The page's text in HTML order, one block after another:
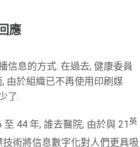
應
信息的方式. 在過去, 健康委員
由於組織已不再使用印刷媒
了.
44 年, 誰去醫院, 由於與 21 英
術將信息數字化對人們更具吸